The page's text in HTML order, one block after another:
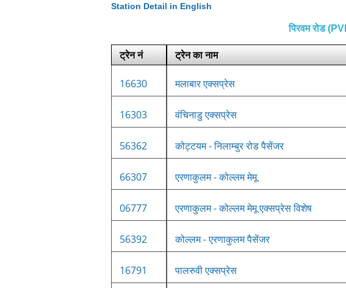
Station Detail in English
पिरवम रोड
ट्रेन नं ट्रेन का नाम
16630 मलाबार एक्सप्रेस
16303 वंचिनाडु एक्सप्रेस
56362 कोट्टयम - निलाम्बुर रोड पैसेंजर
66307 एरणाकुलम - कोल्लम मेमू
06777 एरणाकुलम - कोल्लम मेमू एक्सप्रेस विशेष
56392 कोल्लम - एरणाकुलम पैसेंजर
16791 पालरुवी एक्सप्रेस